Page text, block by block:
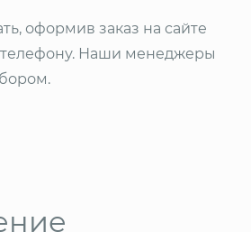
оформив заказ на сайте
Наши менеджеры